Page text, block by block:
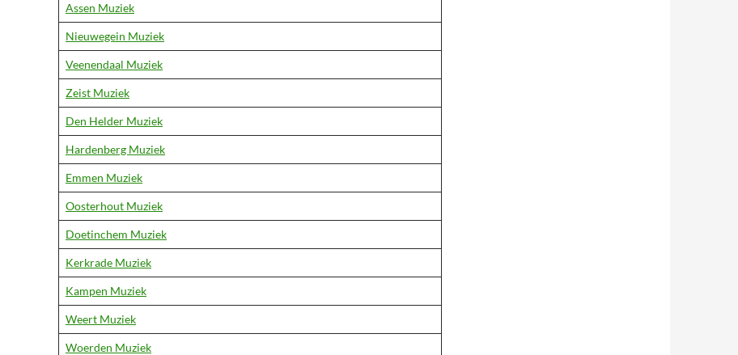
Assen Muziek
Nieuwegein Muziek
Veenendaal Muziek
Zeist Muziek
Den Helder Muziek
Hardenberg Muziek
Emmen Muziek
Oosterhout Muziek
Doetinchem Muziek
Kerkrade Muziek
Kampen Muziek
Weert Muziek
Woerden Muziek